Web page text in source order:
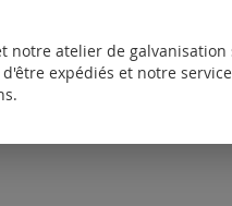
notre atelier de
expédiés et notre